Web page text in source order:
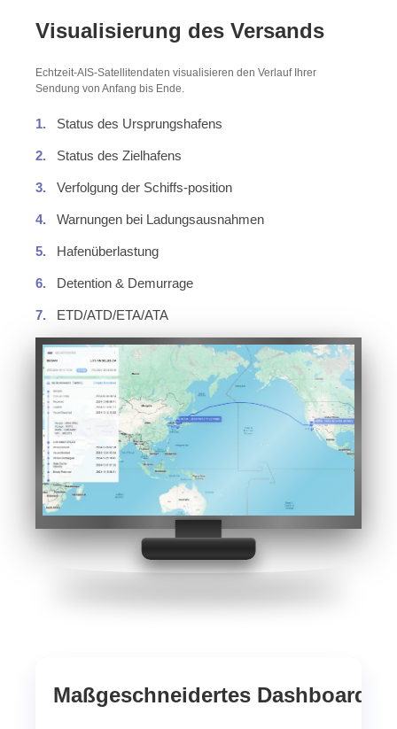
Visualisierung des Versands
Echtzeit-AIS-Satellitendaten visualisieren den Verlauf Ihrer
Sendung von Anfang bis Ende.
1. Status des Ursprungshafens
2. Status des Zielhafens
3. Verfolgung der Schiffs-position
4. Warnungen bei Ladungsausnahmen
5. Hafenüberlastung
6. Detention & Demurrage
7. ETD/ATD/ETA/ATA
Maßgeschneidertes Dashboard